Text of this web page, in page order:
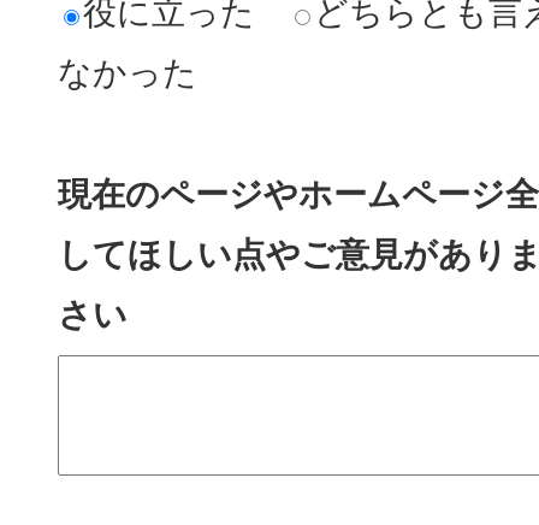
役に立った
どちらとも言
なかった
現在のページやホームページ
してほしい点やご意見があり
さい